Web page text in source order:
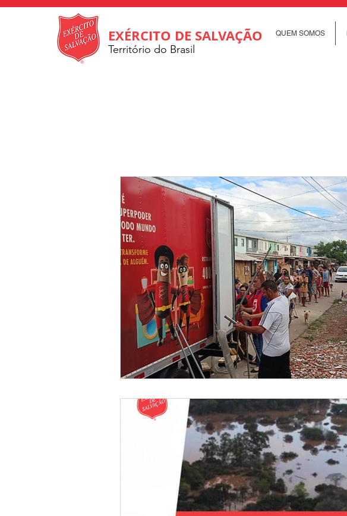
EXÉRCITO DE SALVAÇÃO
Território do Brasil
QUEM SOMOS